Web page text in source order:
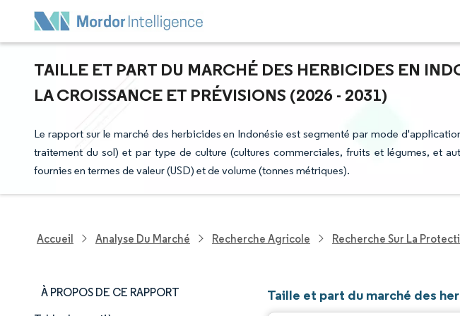
TAILLE ET PART DU MARCHÉ DES HERBICIDES EN
LA CROISSANCE ET PRÉVISIONS (2026 - 2031)
Le rapport sur le marché des herbicides en Indonésie est segmenté par mode
traitement du sol) et par type de culture (cultures commerciales, fruits et légumes, et
fournies en termes de valeur (USD) et de volume (tonnes métriques).
Accueil Analyse Du Marché Recherche Agricole Recherche Sur La
À PROPOS DE CE RAPPORT Taille et part du marché des